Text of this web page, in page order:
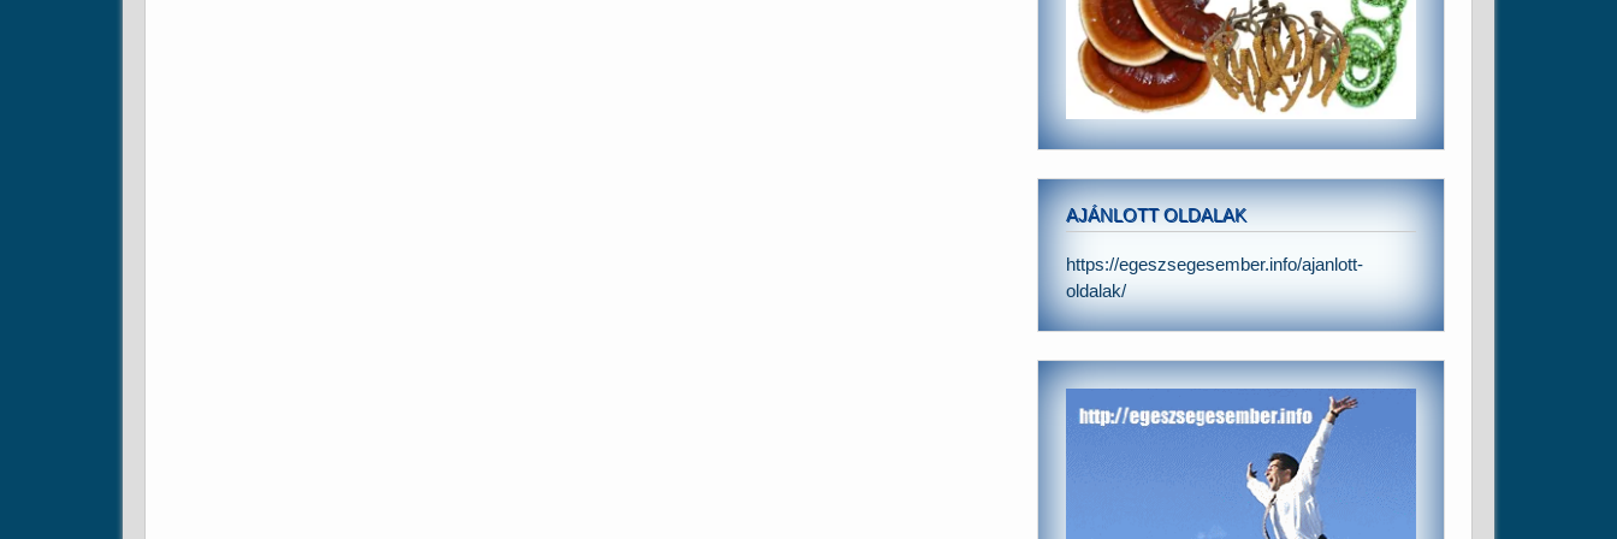
AJÁNLOTT OLDALAK
https://egeszsegesember.info/ajanlott-
oldalak/